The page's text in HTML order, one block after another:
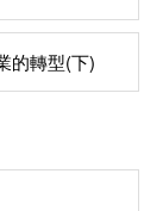
的轉型(下)